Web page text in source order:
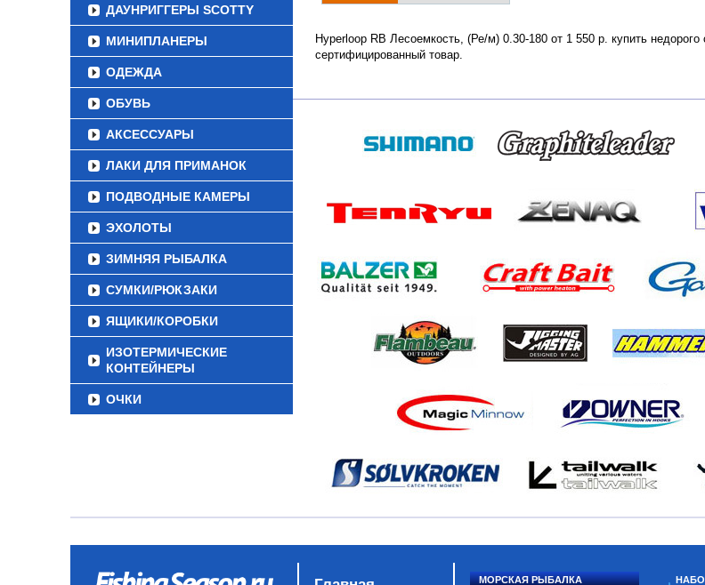
ДАУНРИГГЕРЫ SCOTTY
МИНИПЛАНЕРЫ
ОДЕЖДА
ОБУВЬ
АКСЕССУАРЫ
ЛАКИ ДЛЯ ПРИМАНОК
ПОДВОДНЫЕ КАМЕРЫ
ЭХОЛОТЫ
ЗИМНЯЯ РЫБАЛКА
СУМКИ/РЮКЗАКИ
ЯЩИКИ/КОРОБКИ
ИЗОТЕРМИЧЕСКИЕ
КОНТЕЙНЕРЫ
ОЧКИ
Hyperloop RB Лесоемкость, (Ре/м) 0.30-180 от 1 550 р. купить
сертифицированный товар.
МОРСКАЯ РЫБАЛКА